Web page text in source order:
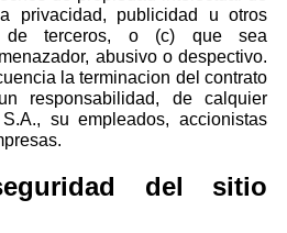
privacidad, publicidad u otros
de terceros, o (c) que sea
abusivo o despectivo.
la terminacion del contrato
responsabilidad, de calquier
su empleados, accionistas
del sitio